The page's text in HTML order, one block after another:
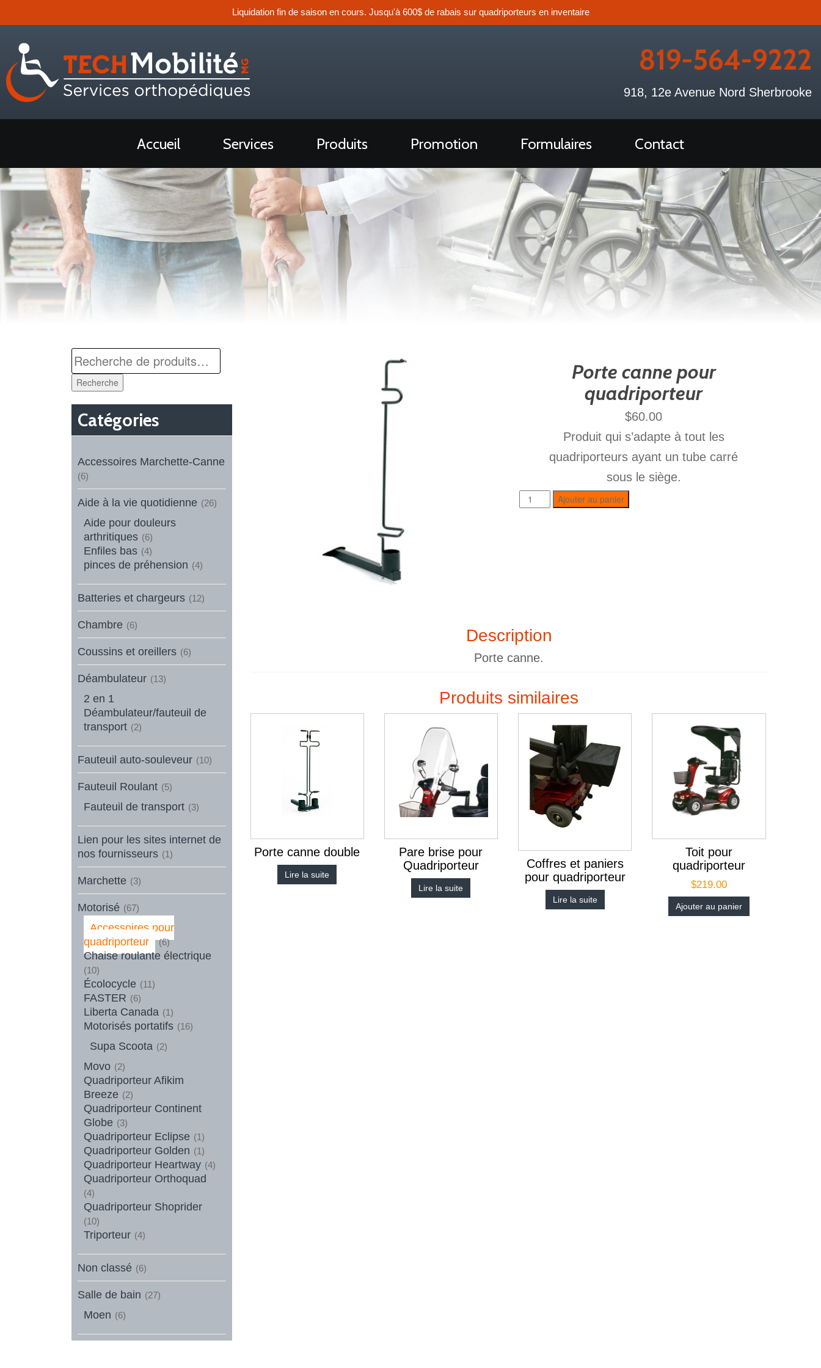
Liquidation fin de saison en cours. Jusqu'à 600$ de rabais sur quadriporteurs en inventaire
819-564-9222
918, 12e Avenue Nord Sherbrooke
Accueil Services Produits Promotion Formulaires Contact
Recherche
Catégories
Accessoires Marchette-Canne
(6)
Aide à la vie quotidienne (26)
Aide pour douleurs
arthritiques (6)
Enfiles bas (4)
pinces de préhension (4)
Batteries et chargeurs (12)
Chambre (6)
Coussins et oreillers (6)
Déambulateur (13)
2 en 1
Déambulateur/fauteuil de
transport (2)
Fauteuil auto-souleveur (10)
Fauteuil Roulant (5)
Fauteuil de transport (3)
Lien pour les sites internet de
nos fournisseurs (1)
Marchette (3)
Motorisé (67)
Accessoires pour
quadriporteur
(6)
Chaise roulante électrique
(10)
Écolocycle (11)
FASTER (6)
Liberta Canada (1)
Motorisés portatifs (16)
Supa Scoota (2)
Movo (2)
Quadriporteur Afikim
Breeze (2)
Quadriporteur Continent
Globe (3)
Quadriporteur Eclipse (1)
Quadriporteur Golden (1)
Quadriporteur Heartway (4)
Quadriporteur Orthoquad
(4)
Quadriporteur Shoprider
(10)
Triporteur (4)
Non classé (6)
Salle de bain (27)
Moen (6)
Porte canne pour
quadriporteur
$60.00
Produit qui s’adapte à tout les
quadriporteurs ayant un tube carré
sous le siège.
Ajouter au panier
Description
Porte canne.
Produits similaires
Porte canne double
Lire la suite
Pare brise pour
Quadriporteur
Lire la suite
Coffres et paniers
pour quadriporteur
Lire la suite
Toit pour
quadriporteur
$219.00
Ajouter au panier